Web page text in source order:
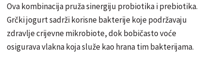
Ova kombinacija pruža sinergiju probiotika i prebiotika.
Grčki jogurt sadrži korisne bakterije koje podržavaju
zdravlje crijevne mikrobiote, dok bobičasto voće
osigurava vlakna koja služe kao hrana tim bakterijama.